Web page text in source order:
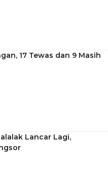
17 Tewas dan 9 Masih
Lancar Lagi,